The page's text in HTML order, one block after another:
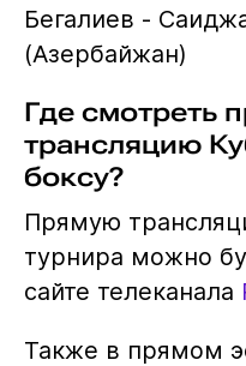
Бегалиев -
(Азербайжан)
Где смотреть
трансляцию
боксу?
Прямую
турнира можно
сайте телеканала
Также в прямом